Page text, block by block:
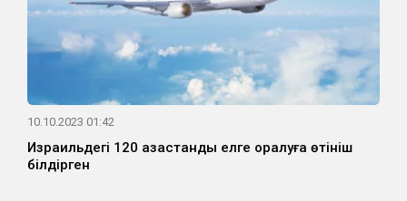
10.10.2023 01:42
Израильдегі 120 қазақстандық елге оралуға өтініш
білдірген